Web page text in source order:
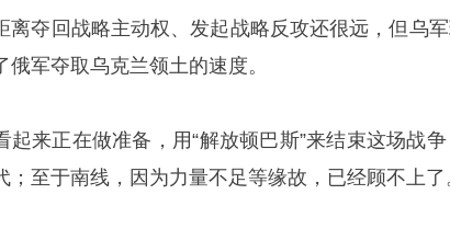
离夺回战略主动权、发起战略反攻还很远，但乌
俄军夺取乌克兰领土的速度。
起来正在做准备，用“解放顿巴斯”来结束这场战
；至于南线，因为力量不足等缘故，已经顾不上了